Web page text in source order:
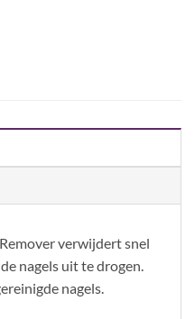
verwijdert snel
nagels uit te drogen.
nagels.